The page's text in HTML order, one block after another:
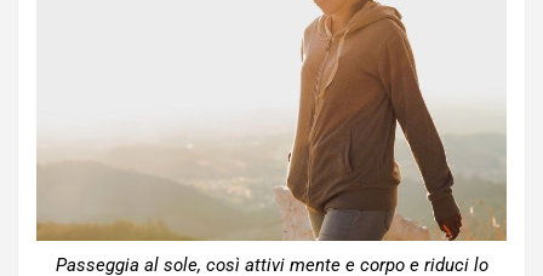
Passeggia al sole, così attivi mente e corpo e riduci lo